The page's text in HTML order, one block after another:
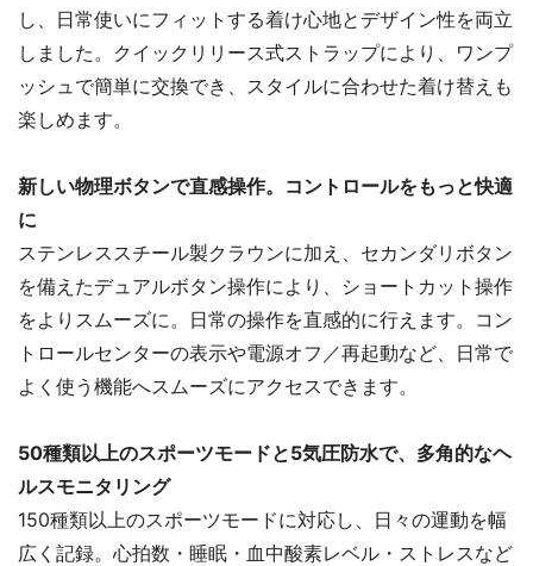
し、日常使いにフィットする着け心地とデザイン性を両立
しました。クイックリリース式ストラップにより、ワンプ
ッシュで簡単に交換でき、スタイルに合わせた着け替えも
楽しめます。
新しい物理ボタンで直感操作。コントロールをもっと快適
に
ステンレススチール製クラウンに加え、セカンダリボタン
を備えたデュアルボタン操作により、ショートカット操作
をよりスムーズに。日常の操作を直感的に行えます。コン
トロールセンターの表示や電源オフ／再起動など、日常で
よく使う機能へスムーズにアクセスできます。
50種類以上のスポーツモードと5気圧防水で、多角的なヘ
ルスモニタリング
150種類以上のスポーツモードに対応し、日々の運動を幅
広く記録。心拍数・睡眠・血中酸素レベル・ストレスなど